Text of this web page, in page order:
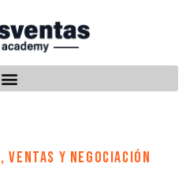
,VENTAS Y NEGOCIACIÓN